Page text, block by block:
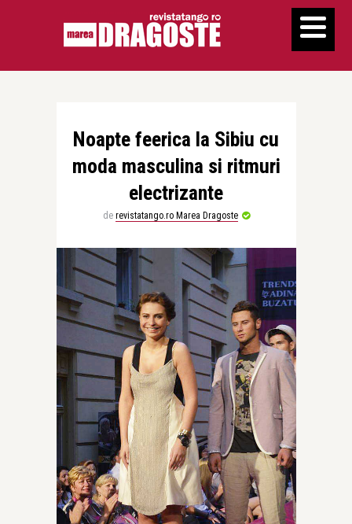
Noapte feerica la Sibiu cu
moda masculina si ritmuri
electrizante
de revistatango.ro Marea Dragoste